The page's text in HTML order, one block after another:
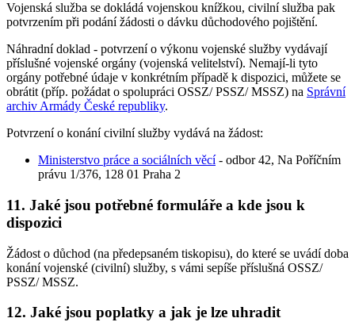
Vojenská služba se dokládá vojenskou knížkou, civilní služba pak
potvrzením při podání žádosti o dávku důchodového pojištění.
Náhradní doklad - potvrzení o výkonu vojenské služby vydávají
příslušné vojenské orgány (vojenská velitelství). Nemají-li tyto
orgány potřebné údaje v konkrétním případě k dispozici, můžete se
obrátit (příp. požádat o spolupráci OSSZ/ PSSZ/ MSSZ) na Správní
archiv Armády České republiky.
Potvrzení o konání civilní služby vydává na žádost:
Ministerstvo práce a sociálních věcí- odbor 42, Na Poříčním
právu 1/376, 128 01 Praha 2
11. Jaké jsou potřebné formuláře a kde jsou k
dispozici
Žádost o důchod (na předepsaném tiskopisu), do které se uvádí doba
konání vojenské (civilní) služby, s vámi sepíše příslušná OSSZ/
PSSZ/ MSSZ.
12. Jaké jsou poplatky a jak je lze uhradit